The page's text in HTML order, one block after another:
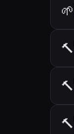
🌱
🔨
🔨
🔨